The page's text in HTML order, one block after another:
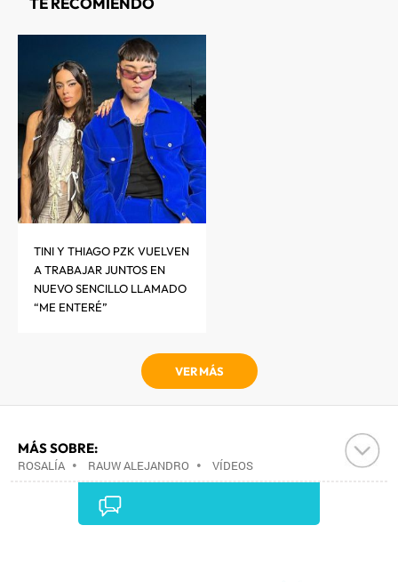
TINI Y THIAGO PZK VUELVEN
A TRABAJAR JUNTOS EN
NUEVO SENCILLO LLAMADO
“ME ENTERÉ”
VER MÁS
MÁS SOBRE:
ROSALÍA • RAUW ALEJANDRO • VÍDEOS
MUSICALES•MÚSICA•